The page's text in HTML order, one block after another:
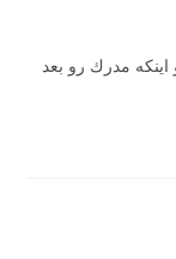
مدرك رو بعد